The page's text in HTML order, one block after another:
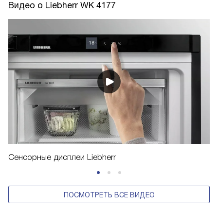
Видео о Liebherr WK 4177
Сенсорные дисплеи Liebherr
ПОСМОТРЕТЬ ВСЕ ВИДЕО